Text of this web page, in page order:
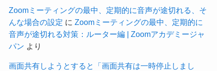
Zoomミーティングの最中、定期的に音声が途切れる、そ
んな場合の設定 に Zoomミーティングの最中、定期的に
音声が途切れる対策：ルーター編 | Zoomアカデミージャ
パン より
画面共有しようとすると「画面共有は一時停止しまし